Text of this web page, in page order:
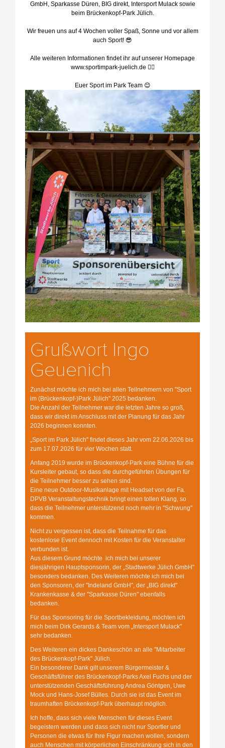
GmbH, Sparkasse Düren, BIG direkt, Intersport Mulack sowie
beim Brückenkopf-Park Jülich.
Wir freuen uns auf 4 Wochen voller Spaß, Sonne und vor allem
auch Sport! 😎
Alle weiteren Informationen findet ihr auf unserer Homepage
www.sportimpark-juelich.de ☝🏻
Euer Sport im Park Team 😊
Grußwort Ingo
Geuenich
Zunächst möchte ich mich bei allen Teilnehmern von "Sport
im (Brückenkopf-)Park Jülich" 2025 bedanken.
Die Anzahl der Teilnehmer war die letzten Jahre so groß,
dass wir direkt im Anschluss mit der Planung für das Jahr
2026 beginnen konnten.
„Sport im Park Jülich" findet dieses Jahr vom 22.06.2026 bis
zum 17.07.2026 für vier Wochen statt.
Anfang 2019 wurde im Brückenkopf-Park eine Bühne für die
Kursleiter gebaut, so dass die durchgeführten Übungen für
die Teilnehmer besser zu sehen sind.
Eine neue Outdoor-Musikanlage mit Headset von der Fa.
DPVB Veranstaltungstechnik bringt einen tollen Klang, so
dass die Teilnehmer unterstützend noch mehr in "Schwung"
kommen.
Nicht zu vergessen ist, dass die Teilnahme für das
kostenlose Event dennoch mit Kosten für die Veranstalter
verbunden ist.
Aus diesem Grund möchte ich mich bei unserer
diesjährigen Hauptsponsorin, der „Stadtwerke Jülich GmbH"
besonders bedanken. Des Weiteren möchte ich mich bei
den Sponsoren, der "Indeland GmbH", der „BIG direkt"
Krankenkasse & der "Sparkasse Düren" ebenfalls
bedanken.
Für das Sponsoring für die Sportbekleidung, möchten ich
mich beim Dirk Gerards & Team vom „Intersport Mulack"
sehr bedanken.
Des Weiteren ein dickes Dankeschön an alle "Mitarbeiter
des Brückenkopf-Park" Jülich.
Ein besonderer Dank gilt unserem Bürgermeister &
Geschäftsführer des Brückenkopf-Parks Axel Fuchs und der
unterstützenden Geschäftsführung Andrea Göntgen, Uwe
Mock und Hans-Josef Bülles. Durch sie ist das Event im
traumhaften Brückenkopf-Park überhaupt möglich.
Ich hoffe, dass sich viele Menschen für dieses Event
begeistern werden und dass sich nicht nur Sportler und
Personen die etwas für Ihre Figur machen wollen, sondern
auch Menschen mit körperlichen Einschränkung sich in den